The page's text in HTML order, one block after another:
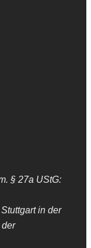
§ 27a UStG:
in der